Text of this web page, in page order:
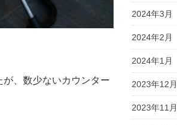
、数少ないカウンター
2024年3月
2024年2月
2024年1月
2023年12月
2023年11月